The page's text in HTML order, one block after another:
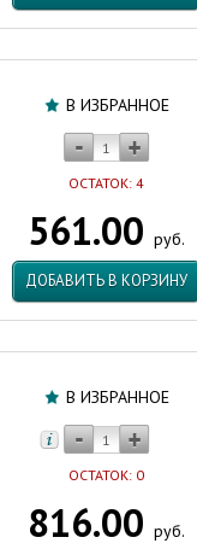
В ИЗБРАННОЕ
ОСТАТОК: 4
561.00 руб.
ДОБАВИТЬ В КОРЗИНУ
В ИЗБРАННОЕ
ОСТАТОК: 0
816.00 руб.